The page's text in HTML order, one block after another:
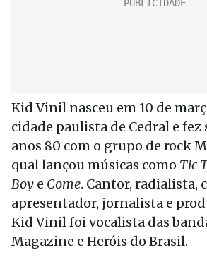
Kid Vinil nasceu em 10 de
cidade paulista de Cedral e fez
anos 80 com o grupo de rock
qual lançou músicas como Tic
Boy e Come. Cantor, radialista,
apresentador, jornalista e
Kid Vinil foi vocalista das
Magazine e Heróis do Brasil.